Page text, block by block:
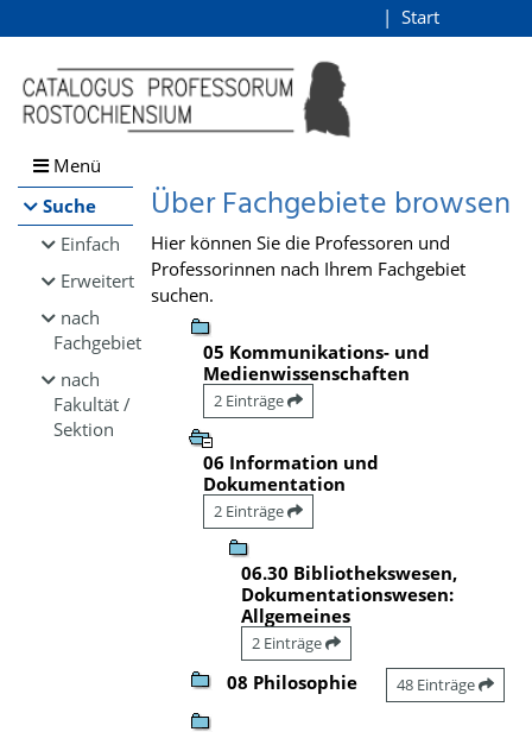
Browsen
direkt zum Inhalt
Start
Menü
Suche
Einfach
Erweitert
nach
Fachgebiet
nach
Fakultät /
Sektion
Über Fachgebiete browsen
Hier können Sie die Professoren und
Professorinnen nach Ihrem Fachgebiet
suchen.
05 Kommunikations- und
Medienwissenschaften
2 Einträge
06 Information und
Dokumentation
2 Einträge
06.30 Bibliothekswesen,
Dokumentationswesen:
Allgemeines
2 Einträge
08 Philosophie 48 Einträge